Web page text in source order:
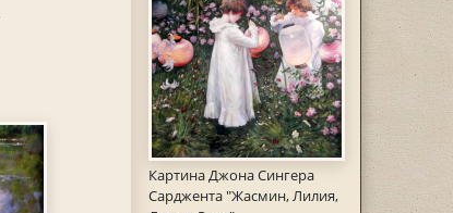
Картина Джона Сингера
Сарджента "Жасмин, Лилия,